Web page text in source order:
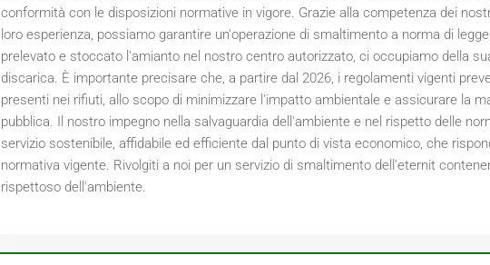
conformità con le disposizioni normative in vigore. Grazie alla competenza dei
loro esperienza, possiamo garantire un'operazione di smaltimento a norma di
prelevato e stoccato l'amianto nel nostro centro autorizzato, ci occupiamo della
discarica. È importante precisare che, a partire dal 2026, i regolamenti vigenti
presenti nei rifiuti, allo scopo di minimizzare l'impatto ambientale e assicurare la
pubblica. Il nostro impegno nella salvaguardia dell'ambiente e nel rispetto delle
servizio sostenibile, affidabile ed efficiente dal punto di vista economico, che
normativa vigente. Rivolgiti a noi per un servizio di smaltimento dell'eternit
rispettoso dell'ambiente.